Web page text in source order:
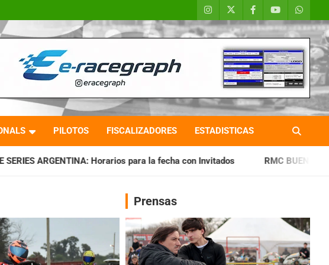
PILOTOS FISCALIZADORES ESTADISTICAS
Horarios para la fecha con Invitados RMC BUENOS AIRES: Cerró una
Prensas